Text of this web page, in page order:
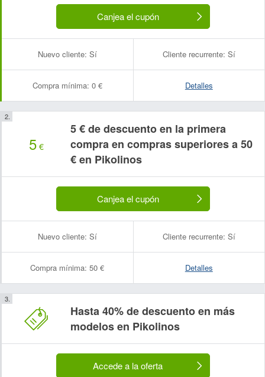
Canjea el cupón
Nuevo cliente: Sí Cliente recurrente: Sí
Compra mínima: 0 € Detalles
5 €
5 € de descuento en la primera
compra en compras superiores a 50
€ en Pikolinos
Canjea el cupón
Nuevo cliente: Sí Cliente recurrente: Sí
Compra mínima: 50 € Detalles
Hasta 40% de descuento en más
modelos en Pikolinos
Accede a la oferta